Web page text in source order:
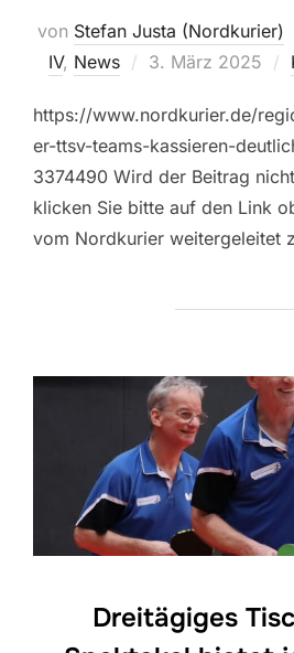
von Stefan Justa (Nordkurier)
IV, News
Veröffentlicht
3. März 2025
https://www.nordkurier.de/
er-ttsv-teams-kassieren-
3374490 Wird der Beitrag
klicken Sie bitte auf den Link
vom Nordkurier weitergeleitet
Dreitägiges